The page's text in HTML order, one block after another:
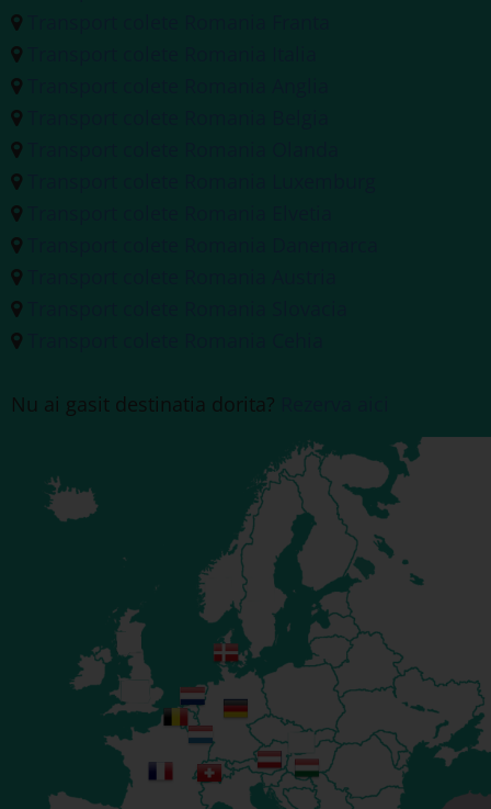
Nu ai gasit destinatia dorita?